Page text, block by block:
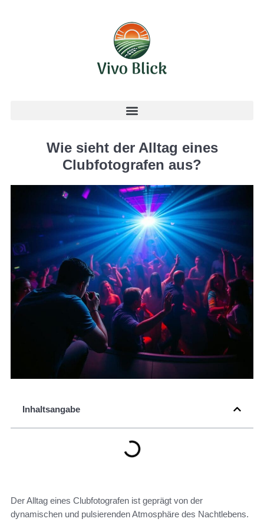
Wie sieht der Alltag eines
Clubfotografen aus?
Inhaltsangabe
Der Alltag eines Clubfotografen ist geprägt von der
dynamischen und pulsierenden Atmosphäre des Nachtlebens.